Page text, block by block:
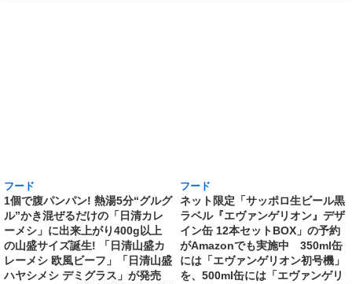
レーメシ 欧風ビーフ」「日清山盛
ハヤシメシ デミグラス」が発売
[2026/3/30 19:25:01]
には「エヴァンゲリオン初号機」
を、500ml缶には「エヴァンゲリ
オン第13号機」のスペシャルデザ
インを採用
[2026/3/30 18:39:38]
フード